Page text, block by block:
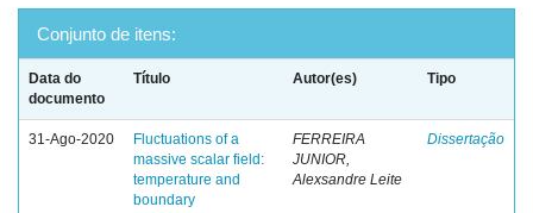
Conjunto de itens:
Data do
documento
Título Autor(es) Tipo
31-Ago-2020
Fluctuations of a
massive scalar field:
temperature and
boundary
FERREIRA
JUNIOR,
Alexsandre Leite
Dissertação